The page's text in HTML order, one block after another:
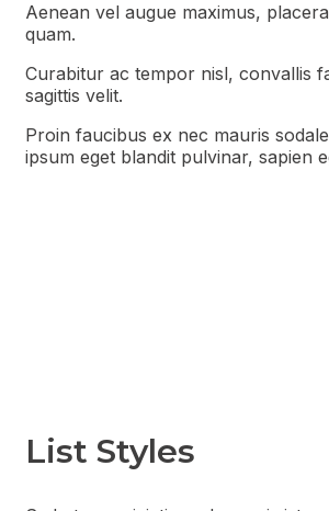
Aenean vel augue maximus,
quam.
Curabitur ac tempor nisl, convallis
sagittis velit.
Proin faucibus ex nec mauris
ipsum eget blandit pulvinar, sapien
List Styles